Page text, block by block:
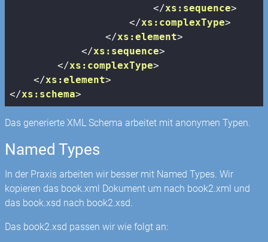
</xs:sequence>
</xs:complexType>
</xs:element>
</xs:sequence>
</xs:complexType>
</xs:element>
</xs:schema>
Das generierte XML Schema arbeitet mit anonymen Typen.
Named Types
In der Praxis arbeiten wir besser mit Named Types. Wir
kopieren das book.xml Dokument um nach book2.xml und
das book.xsd nach book2.xsd.
Das book2.xsd passen wir wie folgt an: